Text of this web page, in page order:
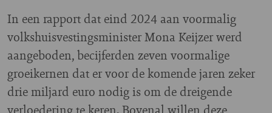
In een rapport dat eind 2024 aan voormalig
volkshuisvestingsminister Mona Keijzer werd
aangeboden, becijferden zeven voormalige
groeikernen dat er voor de komende jaren zeker
drie miljard euro nodig is om de dreigende